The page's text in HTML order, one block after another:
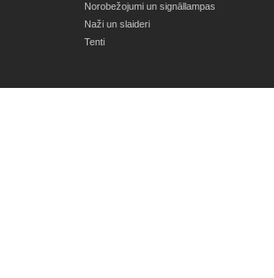
Norobežojumi un signāllampas
Naži un slaideri
Tenti